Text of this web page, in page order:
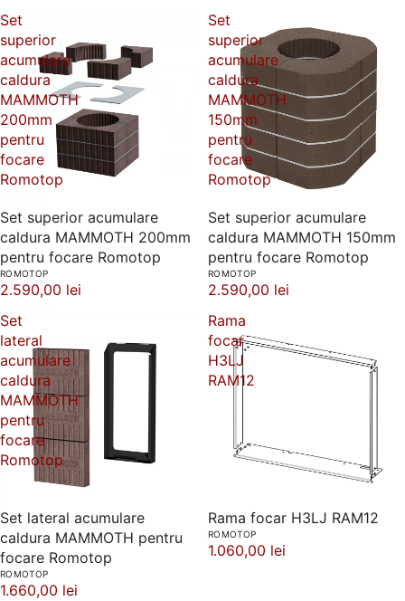
Set
superior
acumulare
caldura
MAMMOTH
200mm
pentru
focare
Romotop
Set superior acumulare
caldura MAMMOTH 200mm
pentru focare Romotop
ROMOTOP
2.590,00 lei
Set
superior
acumulare
caldura
MAMMOTH
150mm
pentru
focare
Romotop
Set superior acumulare
caldura MAMMOTH 150mm
pentru focare Romotop
ROMOTOP
2.590,00 lei
Set
lateral
acumulare
caldura
MAMMOTH
pentru
focare
Romotop
Set lateral acumulare
caldura MAMMOTH pentru
focare Romotop
ROMOTOP
1.660,00 lei
Rama
focar
H3LJ
RAM12
Rama focar H3LJ RAM12
ROMOTOP
1.060,00 lei